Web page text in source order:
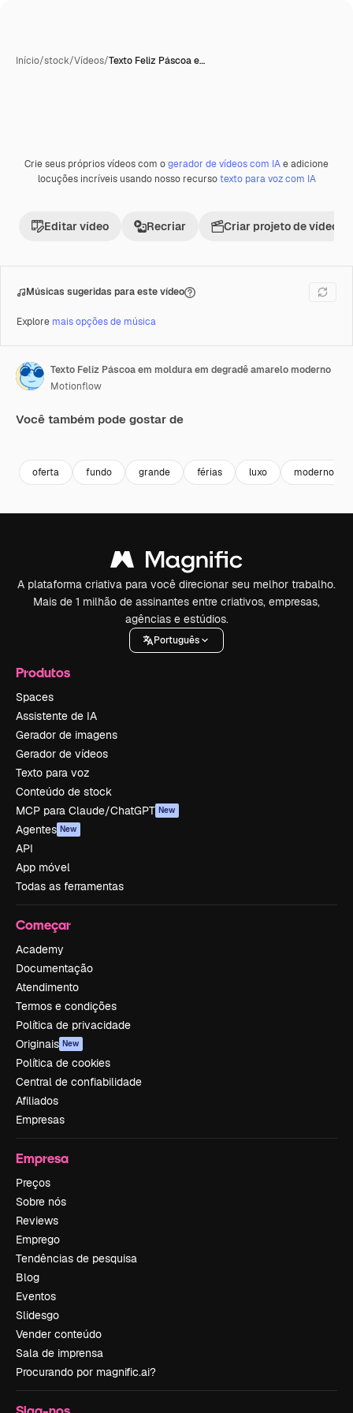
Início/stock/Vídeos/Texto Feliz Páscoa e…
Premium
Crie seus próprios vídeos com ogerador de vídeos com IAe adicione
locuções incríveis usando nosso recursotexto para voz com IA
Editar vídeo Recriar Criar projeto de vídeo
Músicas sugeridas para este vídeo
Explore mais opções de música
Texto Feliz Páscoa em moldura em degradê amarelo moderno
Motionflow
Você também pode gostar de
oferta fundo grande férias luxo moderno
A plataforma criativa para você direcionar seu melhor trabalho.
Mais de 1 milhão de assinantes entre criativos, empresas,
agências e estúdios.
Português
Produtos
Spaces
Assistente de IA
Gerador de imagens
Gerador de vídeos
Texto para voz
Conteúdo de stock
MCP para Claude/ChatGPT New
Agentes New
API
App móvel
Todas as ferramentas
Começar
Academy
Documentação
Atendimento
Termos e condições
Política de privacidade
Originais New
Política de cookies
Central de confiabilidade
Afiliados
Empresas
Empresa
Preços
Sobre nós
Reviews
Emprego
Tendências de pesquisa
Blog
Eventos
Slidesgo
Vender conteúdo
Sala de imprensa
Procurando por magnific.ai?